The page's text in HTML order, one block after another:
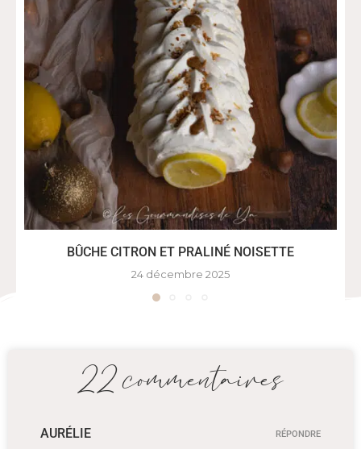
BÛCHE CITRON ET PRALINÉ NOISETTE
24 décembre 2025
22 commentaires
AURÉLIE RÉPONDRE